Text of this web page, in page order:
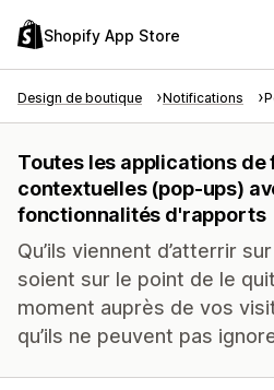
Shopify App Store
Design de boutique Notifications
Toutes les applications de
contextuelles (pop-ups)
fonctionnalités d'rapports
Qu’ils viennent d’atterrir
soient sur le point de le
moment auprès de vos
qu’ils ne peuvent pas